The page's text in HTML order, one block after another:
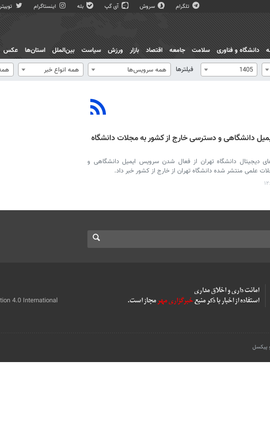
تلگرام سروش آی گپ بله اینستاگرام توییتر
دانشگاه و فناوری سلامت جامعه اقتصاد بازار ورزش سیاست بین‌الملل استان‌ها عکس
1405 فیلترها همه سرویس‌ها همه انواع خبر
دانشگاهی و دسترسی خارج از کشور به مجلات دانشگاه
دیجیتال دانشگاه تهران از فعال شدن سرویس ایمیل دانشگاهی و
علمی منتشر شده دانشگاه تهران از خارج از کشور خبر داد.
4.0 International
پیکسل